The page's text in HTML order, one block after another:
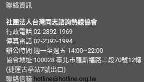
聯絡資訊
社團法人台灣同志諮詢熱線協會
行政電話 02-2392-1969
傳真電話 02-2392-1994
辦公時間 週一至週五 14:00~22:00
協會地址 100028 臺北市羅斯福路二段70號12樓
(捷運古亭站7號出口)
聯絡信箱 hotline@hotline.org.tw